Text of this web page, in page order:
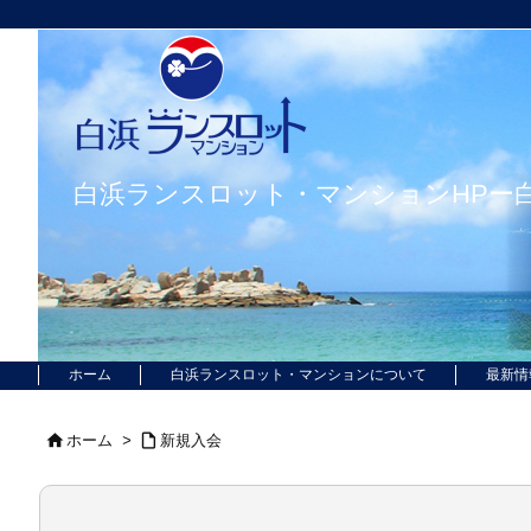
白浜ランスロット・マンションHPー
ホーム 白浜ランスロット・マンションについて 最新
ホーム >  新規入会